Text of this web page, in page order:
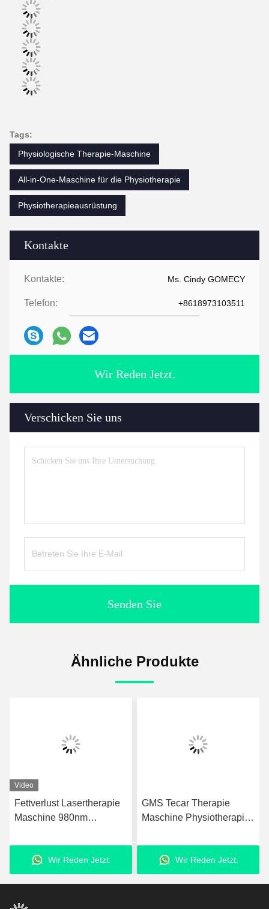
Kontakte
Kontakte: Ms. Cindy GOMECY
Telefon: +8618973103511
Wir Reden Jetzt.
Verschicken Sie uns
Senden Sie
Tags:
Physiologische Therapie-Maschine
All-in-One-Maschine für die Physiotherapie
Physiotherapieausrüstung
Ähnliche Produkte
Video
Fettverlust Lasertherapie
Maschine 980nm
Fettabsaugungsanlage
Wir Reden Jetzt.
GMS Tecar Therapie
Maschine Physiotherapie
Abnehmen
Wir Reden Jetzt.